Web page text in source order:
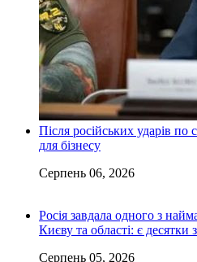
Після російських ударів по
для бізнесу
Серпень 06, 2026
Росія завдала одного з
Києву та області: є десятки
Серпень 05, 2026